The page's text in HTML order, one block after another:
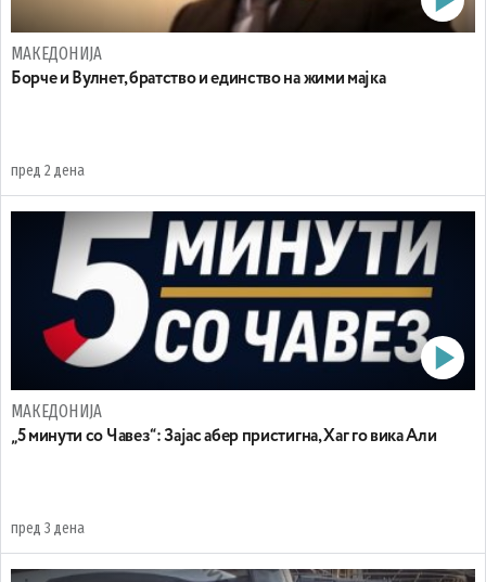
МАКЕДОНИЈА
Борче и Вулнет, братство и единство на жими мајка
пред 2 дена
МАКЕДОНИЈА
„5 минути со Чавез“: Зајас абер пристигна, Хаг го вика Али
пред 3 дена